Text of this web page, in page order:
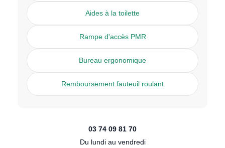
Aides à la toilette
Rampe d'accès PMR
Bureau ergonomique
Remboursement fauteuil roulant
03 74 09 81 70
Du lundi au vendredi